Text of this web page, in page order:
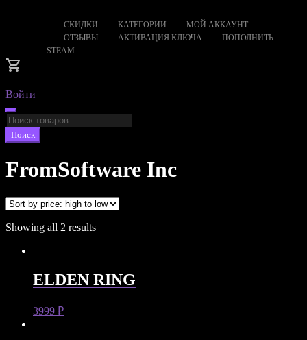
СКИДКИ КАТЕГОРИИ
МОЙ АККАУНТ
ОТЗЫВЫ
АКТИВАЦИЯ КЛЮЧА
ПОПОЛНИТЬ
STEAM
Войти
Поиск
товаров
Поиск
FromSoftware Inc
Showing all 2 results
ELDEN RING
3999 ₽